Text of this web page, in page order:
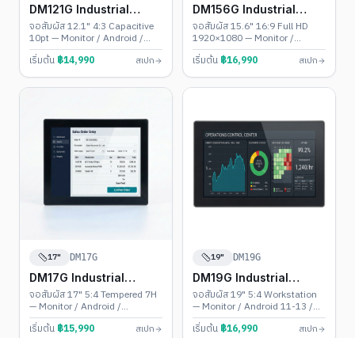
DM121G Industrial
Touch PC
จอสัมผัส 12.1" 4:3 Capacitive
10pt — Monitor / Android /
Windows • Backlight 30,000
ชม.
เริ่มต้น ฿14,990 สเปก
DM156G Industrial
Touch PC
จอสัมผัส 15.6" 16:9 Full HD
1920×1080 — Monitor /
Android / Windows •
Widescreen ยอดนิยม
เริ่มต้น ฿16,990 สเปก
17" DM17G
DM17G Industrial
Touch PC
จอสัมผัส 17" 5:4 Tempered 7H
— Monitor / Android /
Windows • Backlight 30,000
ชม.
เริ่มต้น ฿15,990 สเปก
19" DM19G
DM19G Industrial
Touch PC
จอสัมผัส 19" 5:4 Workstation
— Monitor / Android 11-13 /
Windows 10-11 • IP65 + VESA
100
เริ่มต้น ฿16,990 สเปก